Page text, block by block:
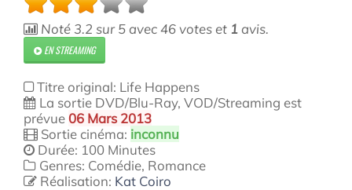
Noté 3.2 sur5 avec46votes et 1 avis.
EN STREAMING
Titre original: Life Happens
La sortie DVD/Blu-Ray, VOD/Streaming est
prévue06 Mars 2013
Sortie cinéma: inconnu
Durée: 100 Minutes
Genres: Comédie, Romance
Réalisation: Kat Coiro